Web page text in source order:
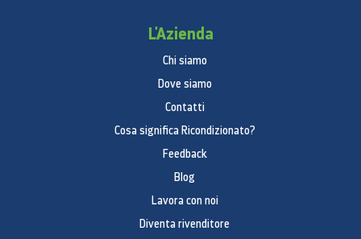
L'Azienda
Chi siamo
Dove siamo
Contatti
Cosa significa Ricondizionato?
Feedback
Blog
Lavora con noi
Diventa rivenditore